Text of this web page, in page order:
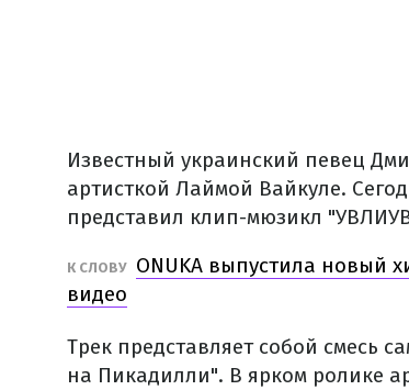
Известный украинский певец
артисткой Лаймой Вайкуле.
представил клип-мюзикл
К СЛОВУ ONUKA выпустила новый
видео
Трек представляет собой смесь
на Пикадилли". В ярком ролике